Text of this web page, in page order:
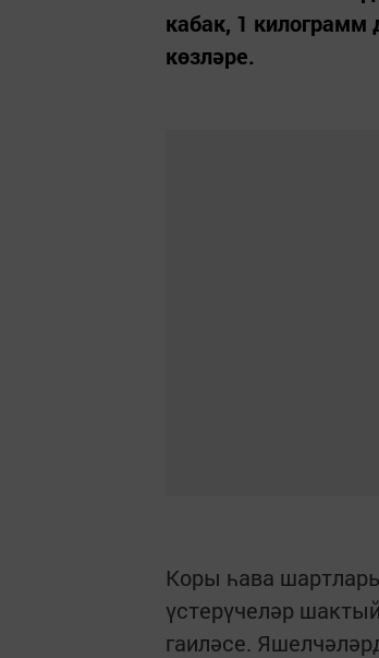
кабак, 1
көзләре.
Коры һава
үстерүчеләр
гаиләсе.